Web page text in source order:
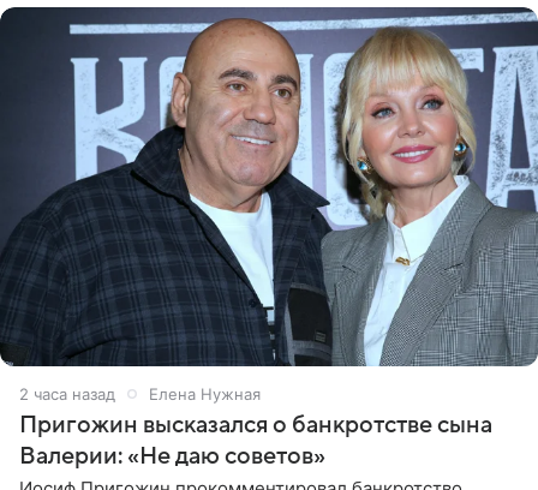
2 часа назад Елена Нужная
Пригожин высказался о банкротстве сына
Валерии: «Не даю советов»